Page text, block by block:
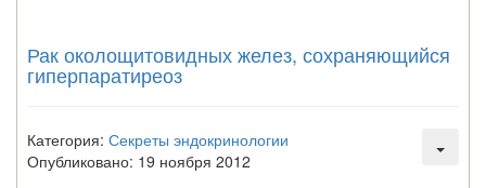
Рак околощитовидных желез, сохраняющийся
гиперпаратиреоз
Категория: Секреты эндокринологии
Опубликовано: 19 ноября 2012